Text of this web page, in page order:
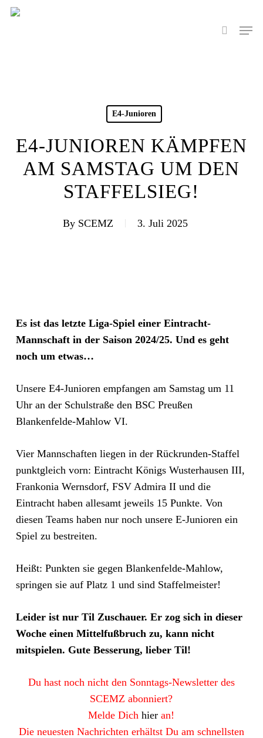
Skip
search
Menu
E4-Junioren
E4-JUNIOREN KÄMPFEN
AM SAMSTAG UM DEN
STAFFELSIEG!
By SCEMZ 3. Juli 2025
Es ist das letzte Liga-Spiel einer Eintracht-
Mannschaft in der Saison 2024/25. Und es geht
noch um etwas…
Unsere E4-Junioren empfangen am Samstag um 11
Uhr an der Schulstraße den BSC Preußen
Blankenfelde-Mahlow VI.
Vier Mannschaften liegen in der Rückrunden-Staffel
punktgleich vorn: Eintracht Königs Wusterhausen III,
Frankonia Wernsdorf, FSV Admira II und die
Eintracht haben allesamt jeweils 15 Punkte. Von
diesen Teams haben nur noch unsere E-Junioren ein
Spiel zu bestreiten.
Heißt: Punkten sie gegen Blankenfelde-Mahlow,
springen sie auf Platz 1 und sind Staffelmeister!
Leider ist nur Til Zuschauer. Er zog sich in dieser
Woche einen Mittelfußbruch zu, kann nicht
mitspielen. Gute Besserung, lieber Til!
Du hast noch nicht den Sonntags-Newsletter des
SCEMZ abonniert?
Melde Dichhier an!
Die neuesten Nachrichten erhältst Du am schnellsten